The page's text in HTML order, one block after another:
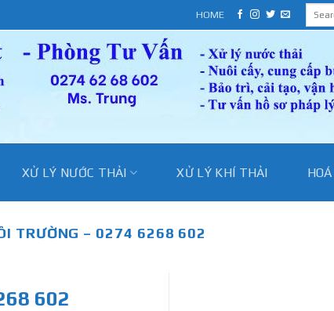
HOME
XỬ LÝ NƯỚC THẢI XỬ LÝ KHÍ THẢI
TRƯỜNG – 0274 6268 602
602